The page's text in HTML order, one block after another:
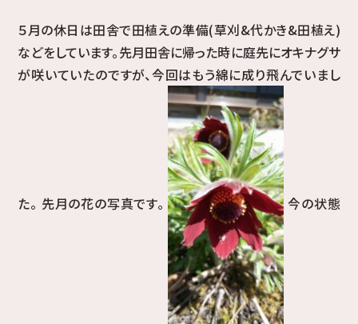
５月の休日は田舎で田植えの準備(草刈&代かき&田植え)
などをしています。先月田舎に帰った時に庭先にオキナグサ
が咲いていたのですが、今回はもう綿に成り飛んでいまし
た。 先月の花の写真です。 今の状態